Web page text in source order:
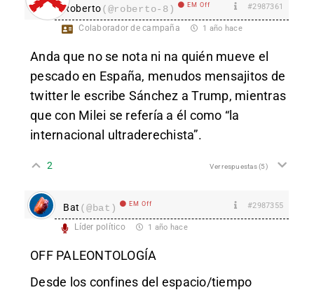
Roberto(@roberto-8) EM Off #2987361
Colaborador de campaña 1 año hace
Anda que no se nota ni na quién mueve el
pescado en España, menudos mensajitos de
twitter le escribe Sánchez a Trump, mientras
que con Milei se refería a él como “la
internacional ultraderechista”.
2 Ver respuestas(5)
Bat (@bat) EM Off #2987355
Líder político 1 año hace
OFF PALEONTOLOGÍA
Desde los confines del espacio/tiempo